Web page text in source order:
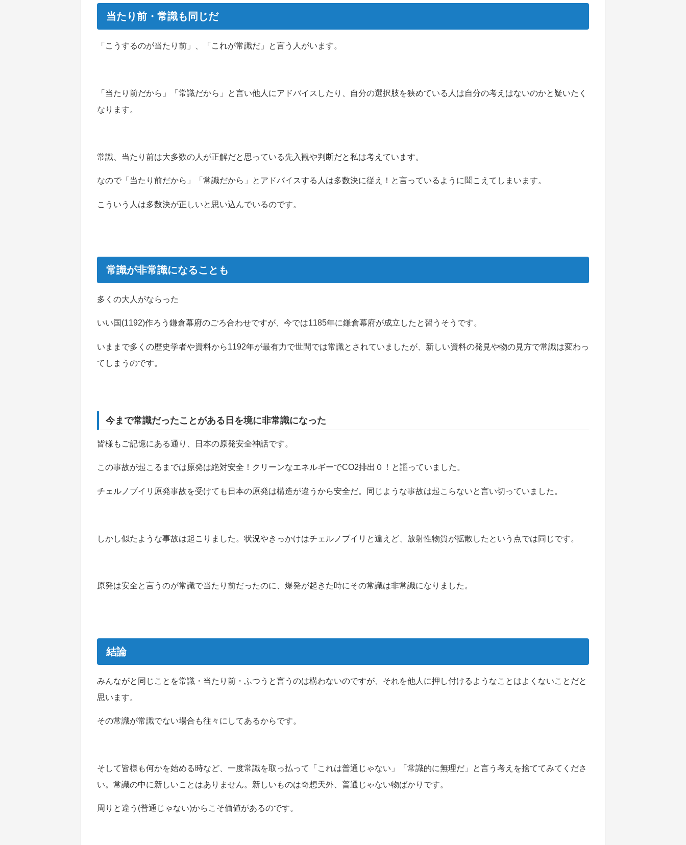
当たり前・常識も同じだ
「こうするのが当たり前」、「これが常識だ」と言う人がいます。
「当たり前だから」「常識だから」と言い他人にアドバイスしたり、自分の選択肢を狭めている人は自分の考えはないのかと疑いたく
なります。
常識、当たり前は大多数の人が正解だと思っている先入観や判断だと私は考えています。
なので「当たり前だから」「常識だから」とアドバイスする人は多数決に従え！と言っているように聞こえてしまいます。
こういう人は多数決が正しいと思い込んでいるのです。
常識が非常識になることも
多くの大人がならった
いい国(1192)作ろう鎌倉幕府のごろ合わせですが、今では1185年に鎌倉幕府が成立したと習うそうです。
いままで多くの歴史学者や資料から1192年が最有力で世間では常識とされていましたが、新しい資料の発見や物の見方で常識は変わっ
てしまうのです。
今まで常識だったことがある日を境に非常識になった
皆様もご記憶にある通り、日本の原発安全神話です。
この事故が起こるまでは原発は絶対安全！クリーンなエネルギーでCO2排出０！と謳っていました。
チェルノブイリ原発事故を受けても日本の原発は構造が違うから安全だ。同じような事故は起こらないと言い切っていました。
しかし似たような事故は起こりました。状況やきっかけはチェルノブイリと違えど、放射性物質が拡散したという点では同じです。
原発は安全と言うのが常識で当たり前だったのに、爆発が起きた時にその常識は非常識になりました。
結論
みんながと同じことを常識・当たり前・ふつうと言うのは構わないのですが、それを他人に押し付けるようなことはよくないことだと
思います。
その常識が常識でない場合も往々にしてあるからです。
そして皆様も何かを始める時など、一度常識を取っ払って「これは普通じゃない」「常識的に無理だ」と言う考えを捨ててみてくださ
い。常識の中に新しいことはありません。新しいものは奇想天外、普通じゃない物ばかりです。
周りと違う(普通じゃない)からこそ価値があるのです。